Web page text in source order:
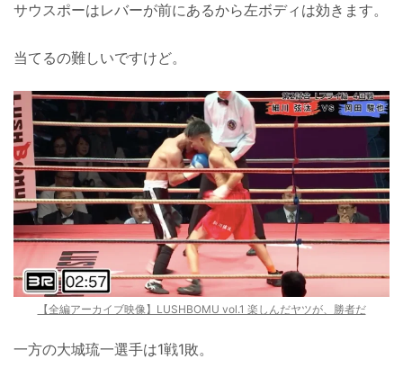
サウスポーはレバーが前にあるから左ボディは効きます。
当てるの難しいですけど。
【全編アーカイブ映像】LUSHBOMU vol.1 楽しんだヤツが、勝者だ
一方の大城琉一選手は1戦1敗。